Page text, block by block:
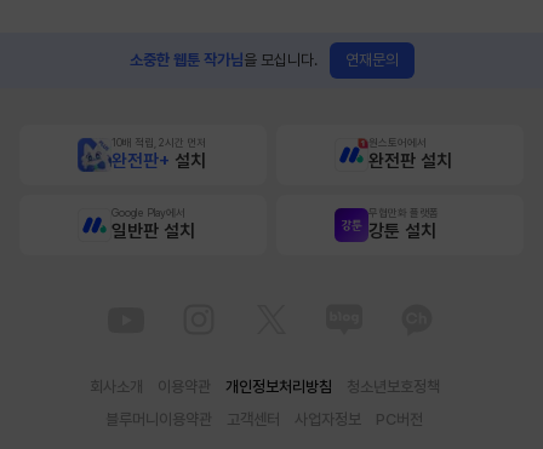
소중한 웹툰 작가님을 모십니다. 연재문의
10배 적립, 2시간 먼저
완전판+ 설치
원스토어에서
완전판 설치
Google Play에서
일반판 설치
무협만화 플랫폼
강툰 설치
회사소개 이용약관 개인정보처리방침
청소년보호정책
블루머니이용약관
고객센터 사업자정보 PC버전